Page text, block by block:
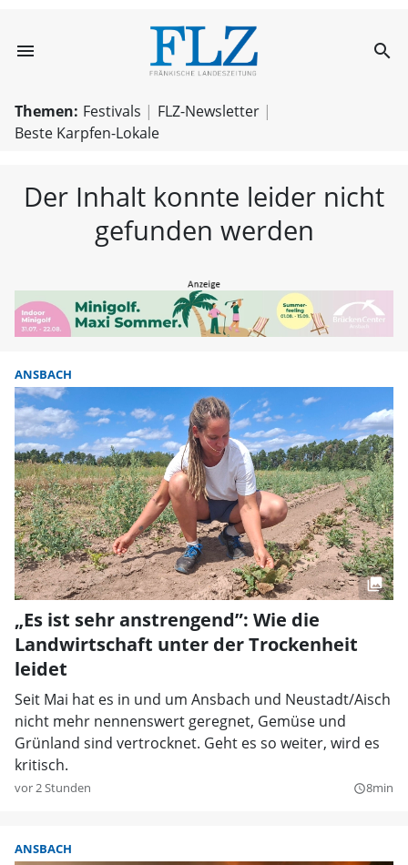
menu FLZ – search
Themen: Festivals
FLZ-Newsletter
Beste Karpfen-Lokale
Der Inhalt konnte leider nicht
gefunden werden
ANSBACH
„Es ist sehr anstrengend”: Wie die
Landwirtschaft unter der Trockenheit
leidet
Seit Mai hat es in und um Ansbach und Neustadt/Aisch
nicht mehr nennenswert geregnet, Gemüse und
Grünland sind vertrocknet. Geht es so weiter, wird es
kritisch.
vor 2 Stunden query_builder8min
ANSBACH